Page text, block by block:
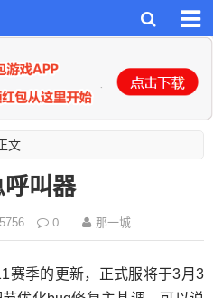
文
叫器
5756 0 那一城
赛季的更新，正式服将于3月3